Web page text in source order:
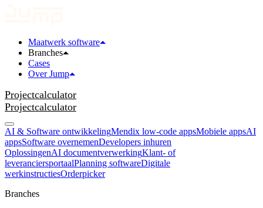
Maatwerk software
Branches
Cases
Over Jump
Projectcalculator
Projectcalculator
AI & Software ontwikkelingMendix low-code appsMobiele appsAI
appsSoftware overnemenDevelopers inhuren
OplossingenAI documentverwerkingKlant- of
leveranciersportaalPlanning softwareDigitale
werkinstructiesOrderpicker
Branches